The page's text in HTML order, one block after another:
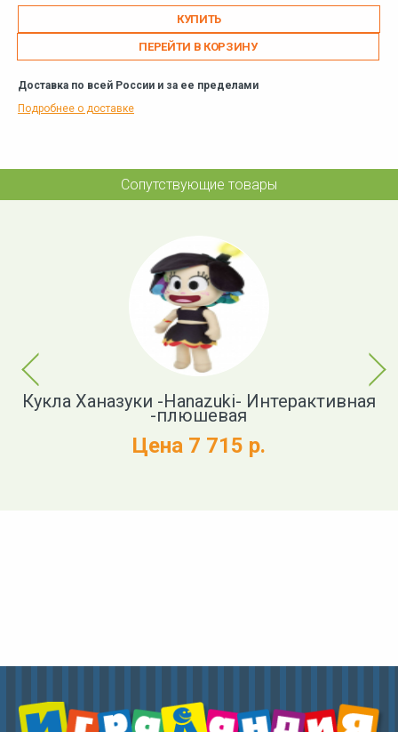
ПЕРЕЙТИ В КОРЗИНУ
Доставка по всей России и за ее пределами
Подробнее о доставке
Сопутствующие товары
Previous
Кукла Ханазуки -Hanazuki- Интерактивная
-плюшевая
Цена 7 715 р.
Next